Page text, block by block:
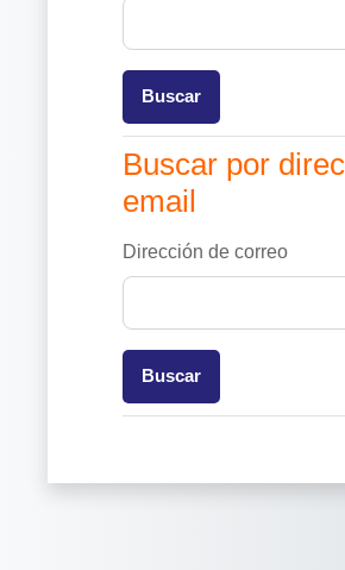
Buscar por dirección email
Buscar por
email
Dirección de correo